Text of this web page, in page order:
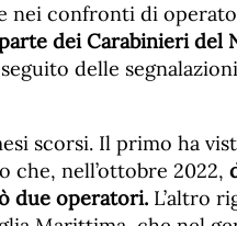
nei confronti di
dei Carabinieri del
delle
scorsi. Il primo ha
che, nell’ottobre 2022,
due operatori. L’altro